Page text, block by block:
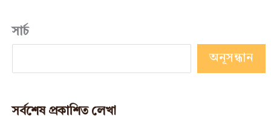
সার্চ
অনূসন্ধান
সর্বশেষ প্রকাশিত লেখা